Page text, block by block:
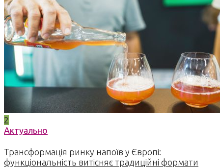
2
Актуально
Трансформація ринку напоїв у Європі:
функціональність витісняє традиційні формати